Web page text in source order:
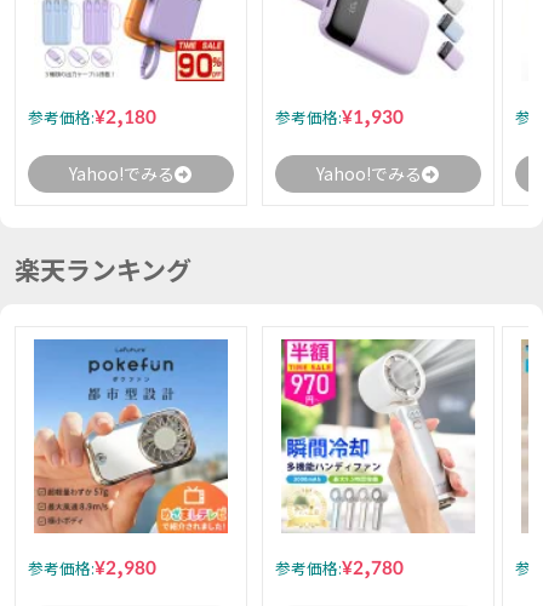
参考価格:¥2,180
Yahoo!でみる
参考価格:¥1,930
Yahoo!でみる
参
楽天ランキング
参考価格:¥2,980 参考価格:¥2,780 参